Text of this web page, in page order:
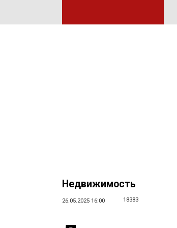
Недвижимость
26.05.2025 16:00 18383